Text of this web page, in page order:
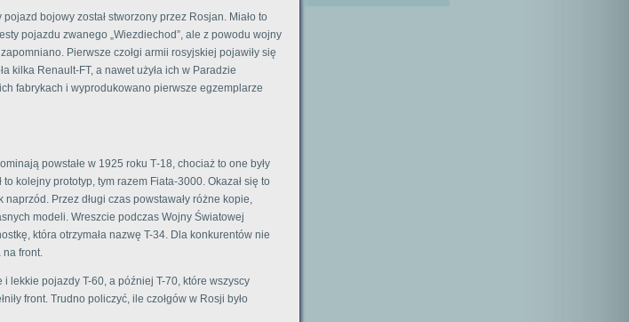
bojowy został stworzony przez Rosjan. Miało to
pojazdu zwanego „Wiezdiechod”, ale z powodu wojny
Pierwsze czołgi armii rosyjskiej pojawiły się
kilka Renault-FT, a nawet użyła ich w Paradzie
fabrykach i wyprodukowano pierwsze egzemplarze
powstałe w 1925 roku Т-18, chociaż to one były
kolejny prototyp, tym razem Fiata-3000. Okazał się to
Przez długi czas powstawały różne kopie,
modeli. Wreszcie podczas Wojny Światowej
która otrzymała nazwę T-34. Dla konkurentów nie
na front.
lekkie pojazdy T-60, a później T-70, które wszyscy
front. Trudno policzyć, ile czołgów w Rosji było